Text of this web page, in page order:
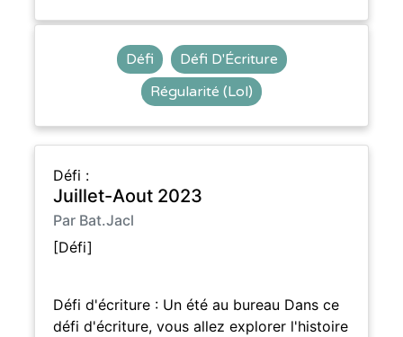
Défi
Défi D'Écriture
Régularité (Lol)
Défi :
Juillet-Aout 2023
Par Bat.Jacl
[Défi]
Défi d'écriture : Un été au bureau Dans ce
défi d'écriture, vous allez explorer l'histoire